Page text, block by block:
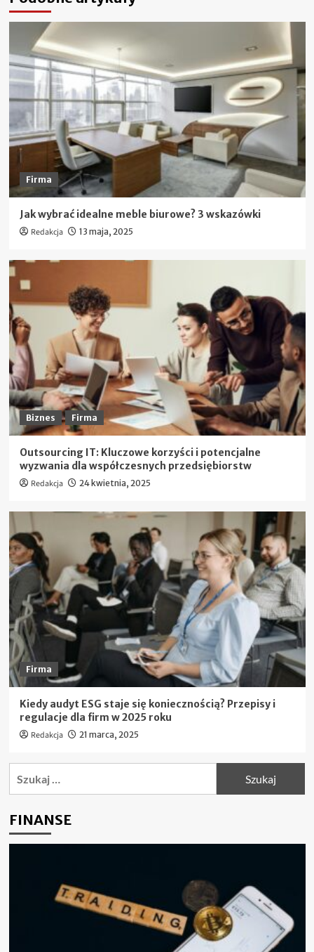
Firma
Jak wybrać idealne meble biurowe? 3 wskazówki
Redakcja 13 maja, 2025
Biznes Firma
Outsourcing IT: Kluczowe korzyści i potencjalne
wyzwania dla współczesnych przedsiębiorstw
Redakcja 24 kwietnia, 2025
Firma
Kiedy audyt ESG staje się koniecznością? Przepisy i
regulacje dla firm w 2025 roku
Redakcja 21 marca, 2025
FINANSE